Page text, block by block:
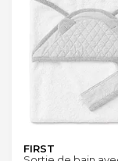
FIRST